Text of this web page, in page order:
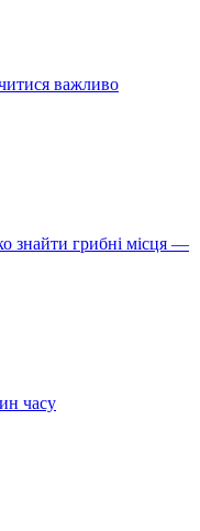
важливо
знайти грибні місця —
часу